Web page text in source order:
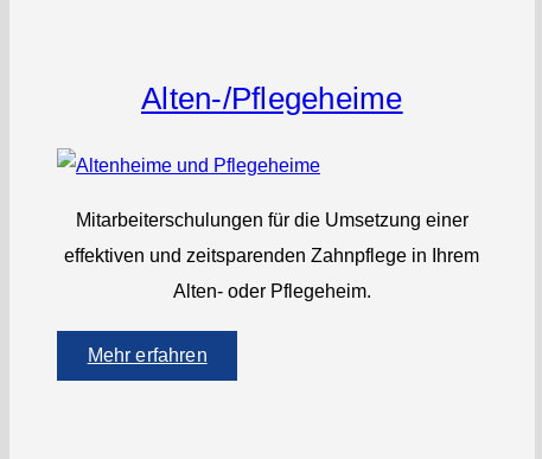
Alten-/­Pflegeheime
Mitarbeiterschulungen für die Umsetzung einer
effektiven und zeitsparenden Zahnpflege in Ihrem
Alten- oder Pflegeheim.
Mehr erfahren